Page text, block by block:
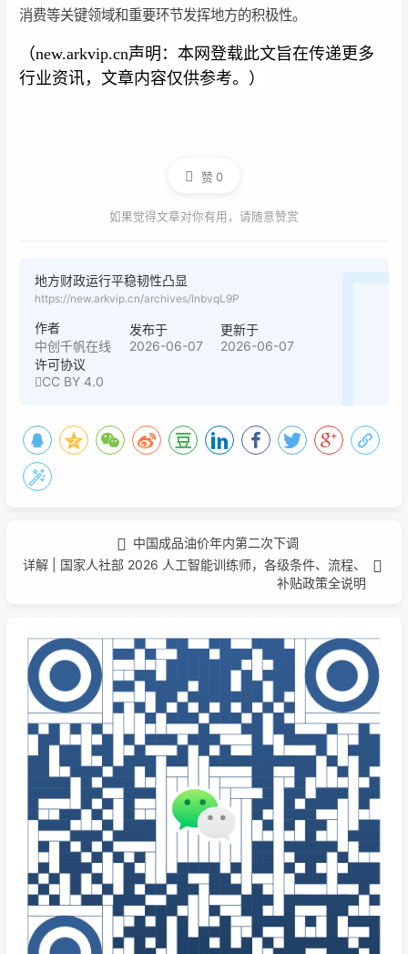
消费等关键领域和重要环节发挥地方的积极性。
（new.arkvip.cn声明：本网登载此文旨在传递更多
行业资讯，文章内容仅供参考。）
赞0
如果觉得文章对你有用，请随意赞赏
地方财政运行平稳韧性凸显
https://new.arkvip.cn/archives/lnbvqL9P
作者
中创千帆在线
发布于
2026-06-07
更新于
2026-06-07
许可协议
CC BY 4.0
中国成品油价年内第二次下调
详解 | 国家人社部 2026 人工智能训练师，各级条件、流程、
补贴政策全说明